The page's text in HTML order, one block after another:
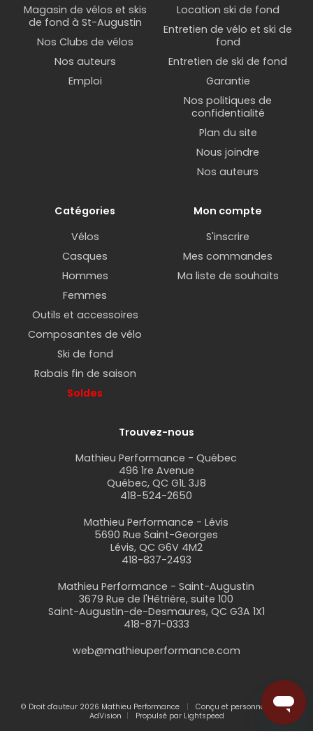
Magasin de vélos et skis
de fond à St-Augustin
Nos Clubs de vélos
Nos auteurs
Emploi
Location ski de fond
Entretien de vélo et ski de
fond
Entretien de ski de fond
Garantie
Nos politiques de
confidentialité
Plan du site
Nous joindre
Nos auteurs
Catégories
Vélos
Casques
Hommes
Femmes
Outils et accessoires
Composantes de vélo
Ski de fond
Rabais fin de saison
Soldes
Mon compte
S'inscrire
Mes commandes
Ma liste de souhaits
Trouvez-nous
Mathieu Performance - Québec
496 1re Avenue
Québec, QC G1L 3J8
418-524-2650
Mathieu Performance - Lévis
5690 Rue Saint-Georges
Lévis, QC G6V 4M2
418-837-2493
Mathieu Performance - Saint-Augustin
3679 Rue de l'Hêtrière, suite 100
Saint-Augustin-de-Desmaures, QC G3A 1X1
418-871-0333
web@mathieuperformance.com
© Droit d'auteur 2026 Mathieu Performance
Conçu et personnalisé par
AdVision
Propulsé par Lightspeed